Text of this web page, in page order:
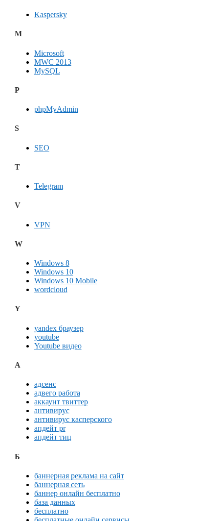
Kaspersky
M
Microsoft
MWC 2013
MySQL
P
phpMyAdmin
S
SEO
T
Telegram
V
VPN
W
Windows 8
Windows 10
Windows 10 Mobile
wordcloud
Y
yandex браузер
youtube
Youtube видео
А
адсенс
адвего работа
аккаунт твиттер
антивирус
антивирус касперского
апдейт pr
апдейт тиц
Б
баннерная реклама на сайт
баннерная сеть
баннер онлайн бесплатно
база данных
бесплатно